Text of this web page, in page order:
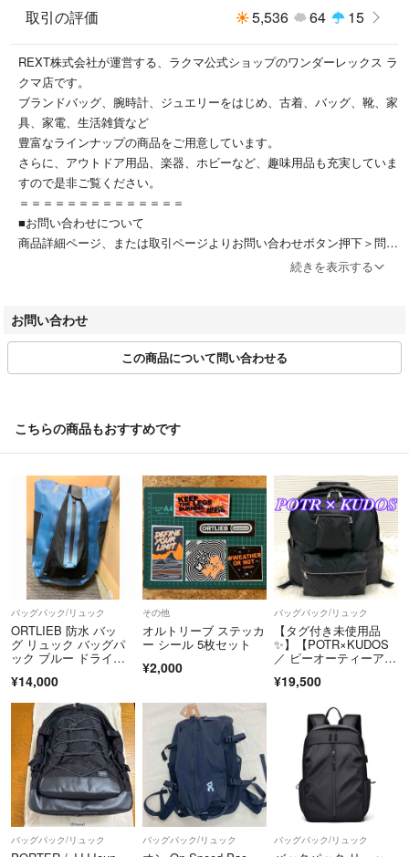
取引の評価 5,536 64 15
REXT株式会社が運営する、ラクマ公式ショップのワンダーレックス ラ
クマ店です。
ブランドバッグ、腕時計、ジュエリーをはじめ、古着、バッグ、靴、家
具、家電、生活雑貨など
豊富なラインナップの商品をご用意しています。
さらに、アウトドア用品、楽器、ホビーなど、趣味用品も充実していま
すので是非ご覧ください。
＝＝＝＝＝＝＝＝＝＝＝＝＝＝
■お問い合わせについて
商品詳細ページ、または取引ページよりお問い合わせボタン押下＞問い
■お取引について
当店はラクマの規約に則り営業させて頂いております。
ります。
出品商品は当社が運営する実店舗でも並行販売もしておりますので、ご
注文できた場合でも在庫確認のタイムラグにより商品が欠品する場合が
ございます。在庫状況については、細心の注意を払っておりますが売り
違い等が発生した場合、ご購入をキャンセルとさせていただく場合がご
ざいます。
常に最新の在庫をご案内するよう心がけておりますがご理解くださいま
すようお願い申しあげます。
商品管理には細心の注意を払っておりますが、展示・保管状態により多
少のスレや傷などが発生する場合がございます。
また商品状態は1点1点、傷・汚れなどの状態チェックをし、状態の記
載と画像の記載を心がけておりますが、目に見えない部分の劣化が進行
している場合も考えれられます。その旨ご理解いただけますようお願い
申し上げます。
＝＝＝＝＝＝＝＝＝＝＝＝＝＝
▼古物商許可番号
東京都公安委員会許可 第307732117178号
▼適格請求書発行事業者登録番号
T1011001010440
続きを表示する
お問い合わせ
この商品について問い合わせる
こちらの商品もおすすめです
バッグパック/リュック
ORTLIEB 防水 バッ
グ リュック バッグパ
ック ブルー ドライバ
¥14,000
その他
オルトリーブ ステッカ
ー シール 5枚セット
¥2,000
バッグパック/リュック
【タグ付き未使用品
✨】【POTR×KUDOS
／ ピーオーティーアー
K PACK MINI／バック
¥19,500
バッグパック/リュック バッグパック/リュック バッグパック/リュック